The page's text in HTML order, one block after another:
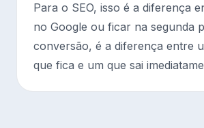
Para o SEO, isso é a diferença
no Google ou ficar na segunda
conversão, é a diferença entre
que fica e um que sai